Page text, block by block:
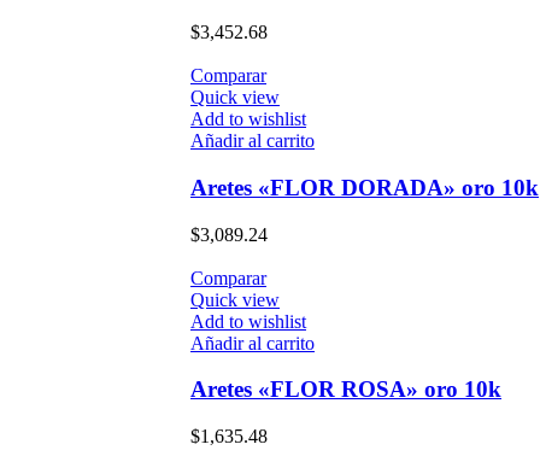
$3,452.68
Comparar
Quick view
Add to wishlist
Añadir al carrito
Aretes «FLOR DORADA» oro 10k
$3,089.24
Comparar
Quick view
Add to wishlist
Añadir al carrito
Aretes «FLOR ROSA» oro 10k
$1,635.48